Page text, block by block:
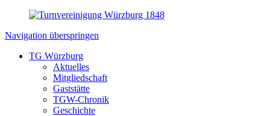
Navigation überspringen
TG Würzburg
Aktuelles
Mitgliedschaft
Gaststätte
TGW-Chronik
Geschichte